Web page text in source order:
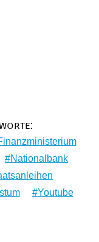
Nationalbank
Youtube